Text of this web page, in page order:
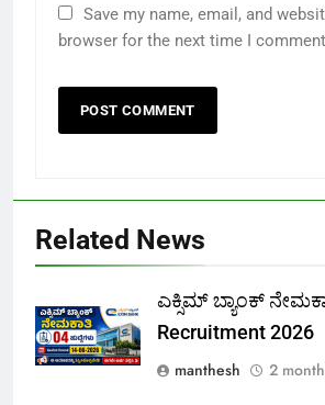
Save my name, email, and
browser for the next time I
Related News
ಎಕ್ಸಿಮ್ ಬ್ಯಾಂಕ್
Recruitment 2026
manthesh
2